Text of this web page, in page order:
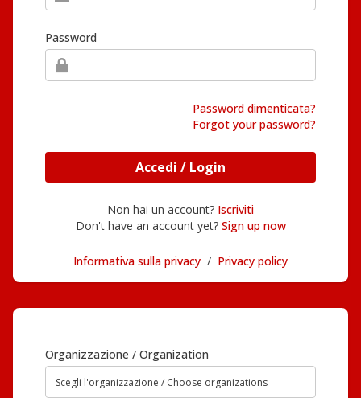
Password
Password dimenticata?
Forgot your password?
Accedi / Login
Non hai un account? Iscriviti
Don't have an account yet? Sign up now
Informativa sulla privacy / Privacy policy
Organizzazione / Organization